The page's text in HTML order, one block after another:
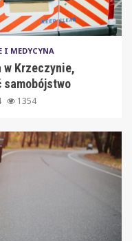
I MEDYCYNA
w Krzeczynie,
samobójstwo
1354